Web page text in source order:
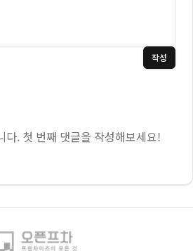
작성
다. 첫 번째 댓글을 작성해보세요!